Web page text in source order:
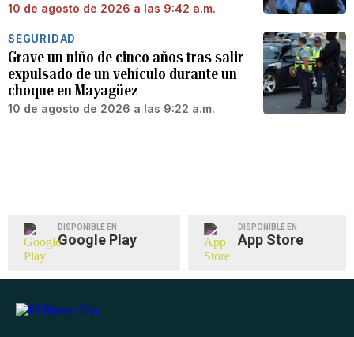
10 de agosto de 2026 a las 9:42 a.m.
SEGURIDAD
Grave un niño de cinco años tras salir
expulsado de un vehículo durante un
choque en Mayagüez
10 de agosto de 2026 a las 9:22 a.m.
DISPONIBLE EN
Google Play
DISPONIBLE EN
App Store